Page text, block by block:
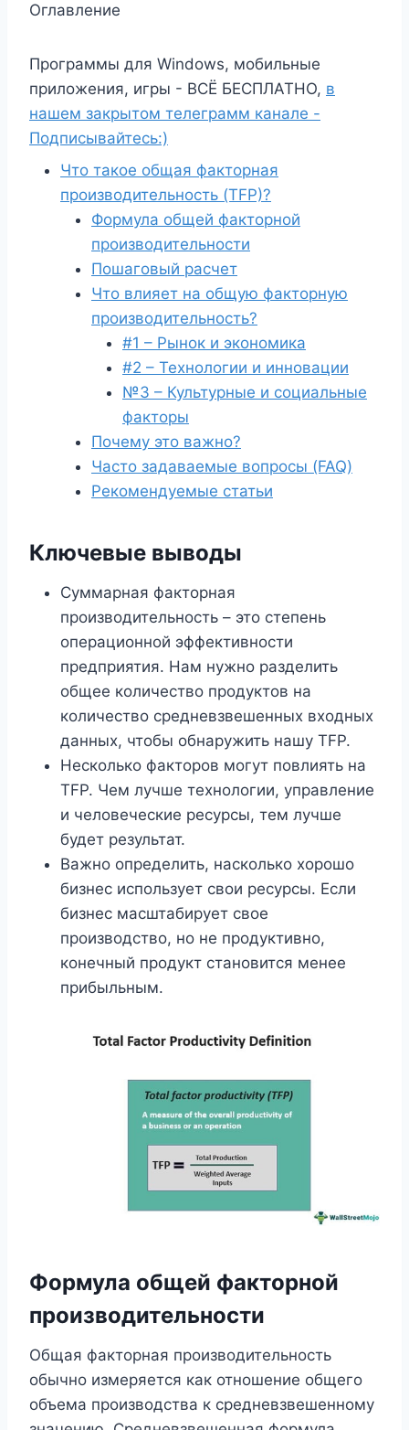
Оглавление
Программы для Windows, мобильные
приложения, игры - ВСЁ БЕСПЛАТНО, в
нашем закрытом телеграмм канале -
Подписывайтесь:)
Что такое общая факторная
производительность (TFP)?
Формула общей факторной
производительности
Пошаговый расчет
Что влияет на общую факторную
производительность?
#1 – Рынок и экономика
#2 – Технологии и инновации
№3 – Культурные и социальные
факторы
Почему это важно?
Часто задаваемые вопросы (FAQ)
Рекомендуемые статьи
Ключевые выводы
Суммарная факторная
производительность – это степень
операционной эффективности
предприятия. Нам нужно разделить
общее количество продуктов на
количество средневзвешенных входных
данных, чтобы обнаружить нашу TFP.
Несколько факторов могут повлиять на
TFP. Чем лучше технологии, управление
и человеческие ресурсы, тем лучше
будет результат.
Важно определить, насколько хорошо
бизнес использует свои ресурсы. Если
бизнес масштабирует свое
производство, но не продуктивно,
конечный продукт становится менее
прибыльным.
Формула общей факторной
производительности
Общая факторная производительность
обычно измеряется как отношение общего
объема производства к средневзвешенному